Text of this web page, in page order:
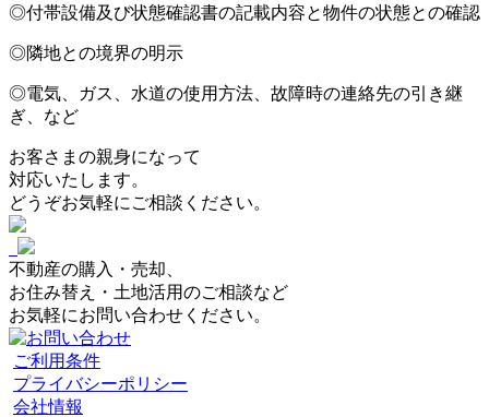
◎付帯設備及び状態確認書の記載内容と物件の状態との確認
◎隣地との境界の明示
◎電気、ガス、水道の使用方法、故障時の連絡先の引き継
ぎ、など
お客さまの親身になって
対応いたします。
どうぞお気軽にご相談ください。
不動産の購入・売却、
お住み替え・土地活用のご相談など
お気軽にお問い合わせください。
ご利用条件
プライバシーポリシー
会社情報